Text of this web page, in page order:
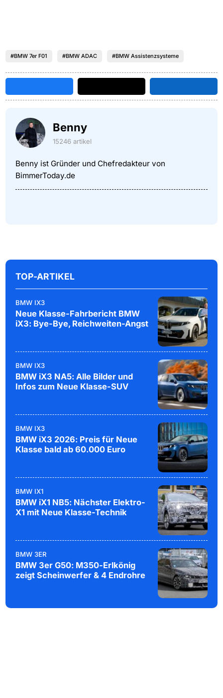
#BMW 7er F01 #BMW ADAC #BMW Assistenzsysteme
Benny
15246 artikel
Benny ist Gründer und Chefredakteur von
BimmerToday.de
TOP-ARTIKEL
BMW IX3
Neue Klasse-Fahrbericht BMW
iX3: Bye-Bye, Reichweiten-Angst
BMW IX3
BMW iX3 NA5: Alle Bilder und
Infos zum Neue Klasse-SUV
BMW IX3
BMW iX3 2026: Preis für Neue
Klasse bald ab 60.000 Euro
BMW IX1
BMW iX1 NB5: Nächster Elektro-
X1 mit Neue Klasse-Technik
BMW 3ER
BMW 3er G50: M350-Erlkönig
zeigt Scheinwerfer & 4 Endrohre